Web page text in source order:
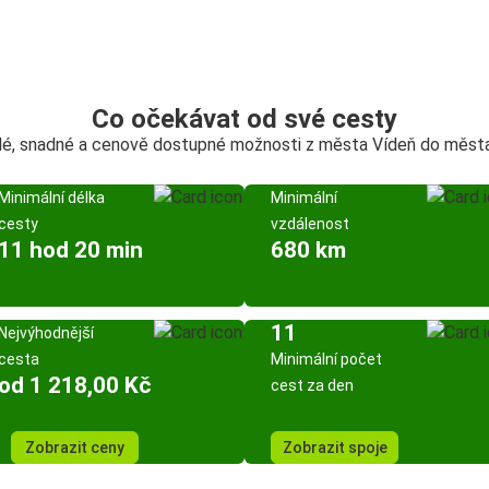
Co očekávat od své cesty
snadné a cenově dostupné možnosti z města Vídeň do
délka
hod 20 min
Minimální
vzdálenost
680 km
1 218,00 Kč
Zobrazit ceny
11
Minimální počet
cest za den
Zobrazit spoje